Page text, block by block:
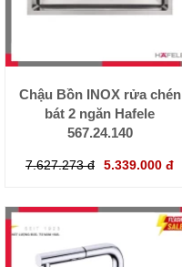
Chậu Bồn INOX rửa chén
bát 2 ngăn Hafele
567.24.140
7.627.273 đ 5.339.000 đ